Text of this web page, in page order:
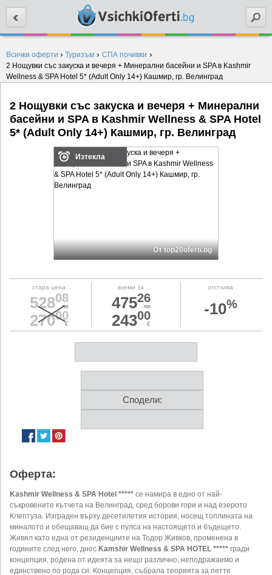
Всички оферти › Туризъм › СПА почивки ›
2 Нощувки със закуска и вечеря + Минерални басейни и SPA в Kashmir
Wellness & SPA Hotel 5* (Adult Only 14+) Кашмир, гр. Велинград
2 Нощувки със закуска и вечеря + Минерални
басейни и SPA в Kashmir Wellness & SPA Hotel
5* (Adult Only 14+) Кашмир, гр. Велинград
Изтекла
От top20oferti.bg
стара цена
52808
лв
27000
€
вземи за
47526
лв
24300
€
отстъпка
-10%
Сподели:
Оферта:
Kashmir Wellness & SPA Hotel ***** се намира в едно от най-
съкровените кътчета на Велинград, сред борови гори и над езерото
Клептуза. Изграден върху десетилетия история, носещ топлината на
миналото и обещаващ да бие с пулса на настоящето и бъдещето.
Живял като една от резиденциите на Тодор Живков, променена в
годините след него, днес Kamshir Wellness & SPA HOTEL ***** гради
концепция, родена от идеята за нещо различно, неподражаемо и
единствено по рода си. Концепция, събрала теорията за петте